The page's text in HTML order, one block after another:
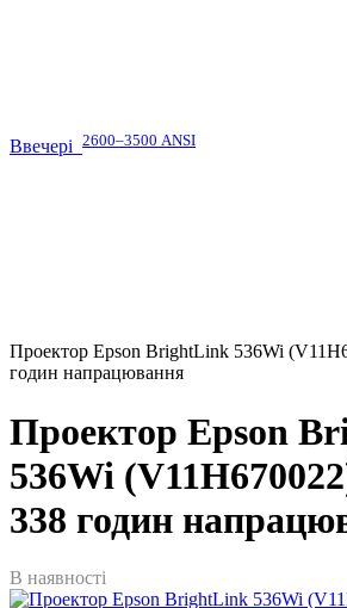
Ввечері 2600–3500 ANSI
Проектор Epson BrightLink 536Wi
годин напрацювання
Проектор Epson
536Wi
338 годин
В наявності